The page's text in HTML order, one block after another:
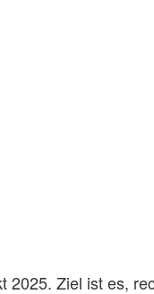
2025. Ziel ist es,